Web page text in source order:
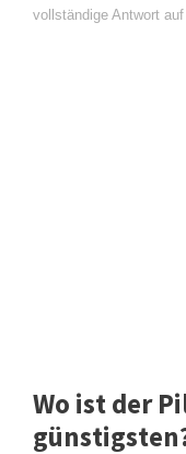
vollständige Antwort
Wo ist der